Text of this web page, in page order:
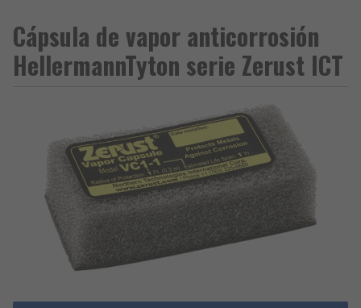
Cápsula de vapor anticorrosión
HellermannTyton serie Zerust ICT